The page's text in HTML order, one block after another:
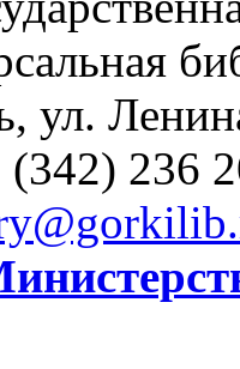
ул.
(342) 236